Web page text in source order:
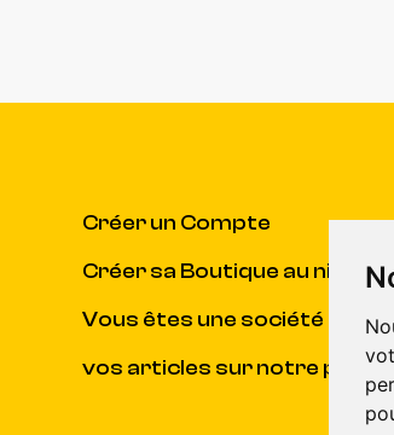
Créer un Compte
Créer sa Boutique au niveau
Vous êtes une société et
vos articles sur notre